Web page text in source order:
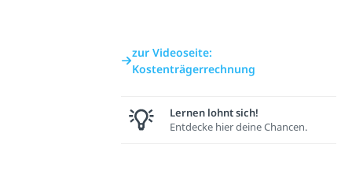
zur Videoseite:
Kostenträgerrechnung
Lernen lohnt sich!
Entdecke hier deine Chancen.